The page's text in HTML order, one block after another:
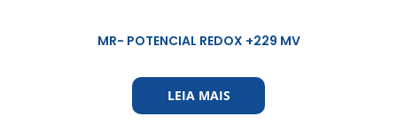
MR- POTENCIAL REDOX +229 MV
LEIA MAIS